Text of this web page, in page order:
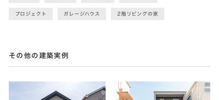
プロジェクト ガレージハウス 2階リビングの家
その他の建築実例